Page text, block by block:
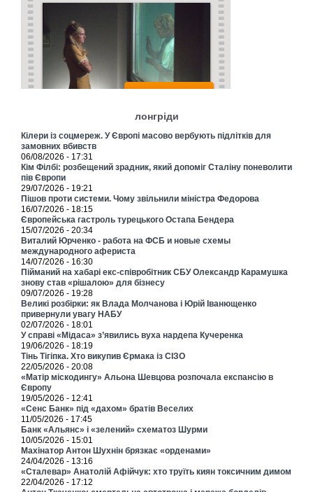
лонгріди
Кілери із соцмереж. У Європі масово вербують підлітків для
замовних вбивств
06/08/2026 - 17:31
Кім Філбі: розбещений зрадник, який допоміг Сталіну поневолити
пів Європи
29/07/2026 - 19:21
Пішов проти системи. Чому звільнили міністра Федорова
16/07/2026 - 18:15
Європейська гастроль турецького Остапа Бендера
15/07/2026 - 20:34
Виталий Юрченко - работа на ФСБ и новые схемы
международного афериста
14/07/2026 - 16:30
Пійманий на хабарі екс-співробітник СБУ Олександр Карамушка
знову став «рішалою» для бізнесу
09/07/2026 - 19:28
Великі розбірки: як Влада Молчанова і Юрій Іванющенко
привернули увагу НАБУ
02/07/2026 - 18:01
У справі «Мідаса» з’явились вуха нардепа Кучеренка
19/06/2026 - 18:19
Тінь Тігіпка. Хто викупив Єрмака із СІЗО
22/05/2026 - 20:08
«Матір міскодингу» Альона Шевцова розпочала експансію в
Європу
19/05/2026 - 12:41
«Сенс Банк» під «дахом» братів Веселих
11/05/2026 - 17:45
Банк «Альянс» і «зелений» схематоз Шурми
10/05/2026 - 15:01
Махінатор Антон Шухнін брязкає «орденами»
24/04/2026 - 13:16
«Сталевар» Анатолій Афійчук: хто труїть киян токсичним димом
22/04/2026 - 17:12